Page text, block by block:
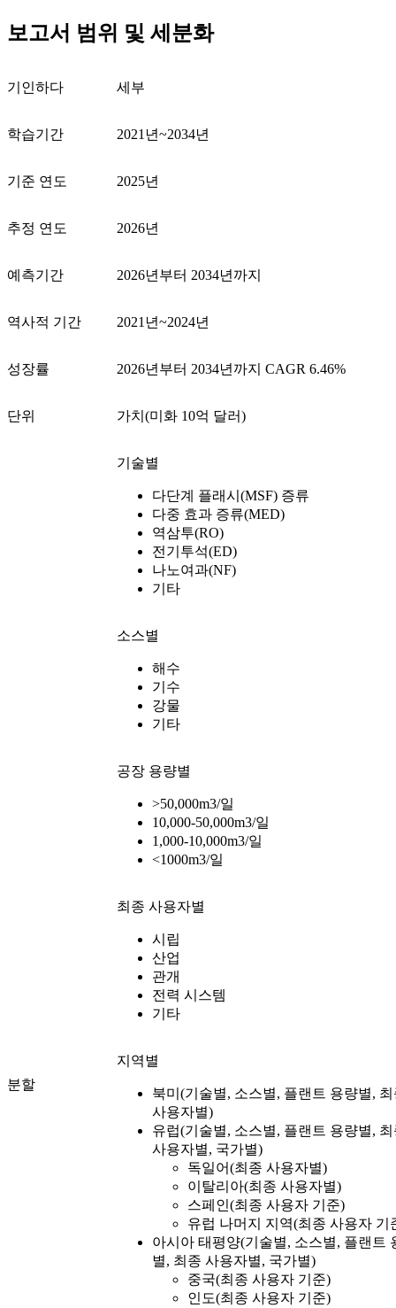
보고서 범위 및 세분화
기인하다 세부
학습기간 2021년~2034년
기준 연도 2025년
추정 연도 2026년
예측기간 2026년부터 2034년까지
역사적 기간 2021년~2024년
성장률 2026년부터 2034년까지 CAGR 6.46%
단위 가치(미화 10억 달러)
분할
기술별
다단계 플래시(MSF) 증류
다중 효과 증류(MED)
역삼투(RO)
전기투석(ED)
나노여과(NF)
기타
소스별
해수
기수
강물
기타
공장 용량별
>50,000m3/일
10,000-50,000m3/일
1,000-10,000m3/일
<1000m3/일
최종 사용자별
시립
산업
관개
전력 시스템
기타
지역별
북미(기술별, 소스별, 플랜트 용량별,
사용자별)
유럽(기술별, 소스별, 플랜트 용량별,
사용자별, 국가별)
독일어(최종 사용자별)
이탈리아(최종 사용자별)
스페인(최종 사용자 기준)
유럽 ​​나머지 지역(최종 사용자 기
아시아 태평양(기술별, 소스별, 플랜트
별, 최종 사용자별, 국가별)
중국(최종 사용자 기준)
인도(최종 사용자 기준)